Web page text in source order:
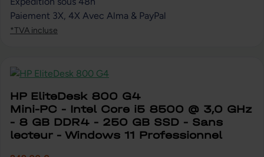
Paiement 3X, 4X Avec Alma & PayPal
*TVA incluse
HP EliteDesk 800 G4
Mini-PC - Intel Core i5 8500 @ 3,0 GHz
- 8 GB DDR4 - 250 GB SSD - Sans
lecteur - Windows 11 Professionnel